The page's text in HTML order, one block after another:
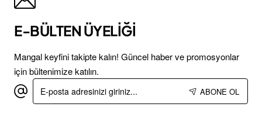
E-BÜLTEN ÜYELİĞİ
Mangal keyfini takipte kalın! Güncel haber ve promosyonlar
için bültenimize katılın.
E-
posta
adresinizi
ABONE OL